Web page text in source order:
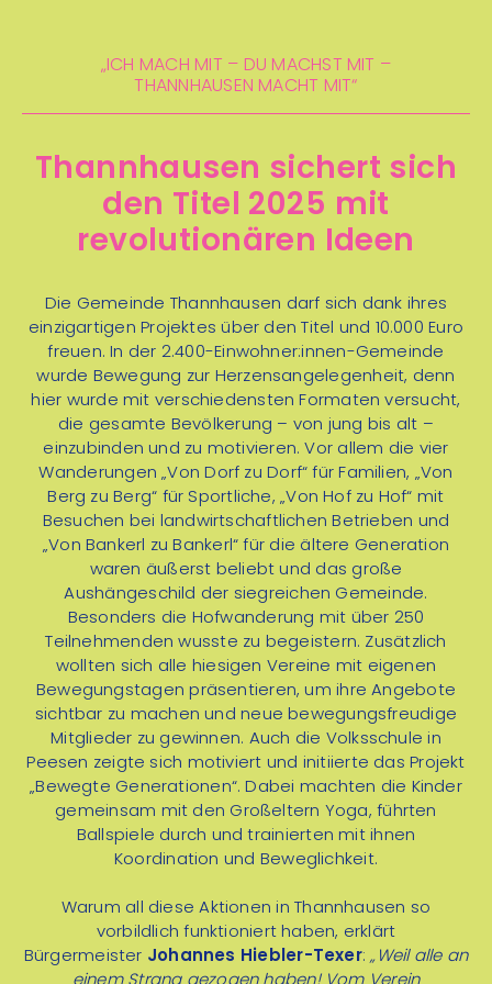
Vortrag „Chronisch gesund“ mit der
„Müllerin – Anita Helmlinger“ –10. Februar
18:30 Uhr – Gemeindesaal
Fasching – „Es lebe der Sport“ – 17. Februar –
Gemeinde
Workshop „Gesunde Atmung“
Workshop 2-teilig: 11.3. und 25.3. jeweils 18:30
Uhr– Gemeindesaal &
Turnsaal
Oberdorf – Vockenberg –
Baierdorf – Mühldorf – St. Marein
Leicht bis moderat · Großteils
machbar; Kontakt und
Reservierung : Werner Fest,
werner.fest@gmx.at, +43 664 94
80 134
Mythos und Geschichten – geführte
historische Wanderung, Treffpunkt
Furtner Teich um 13:00 Uhr
Mariahof Süd-West 4,5 km | 8
Stationen
Sonntag, 30 August 2026, Kelten, Kult
und Kirchen – geführte historische
Wanderung, Treffpunkt St. Marein
(Schafferhof) um 13:00 Uhr; Verein:
Historische Arbeitskreis Neumarkter
Hochtal) –Nähere Infos:Werner
Fest 0664/5358348
St. Marein / Neumarkt 3,6 km | 10
Stationen
GehZeit – Zeit für Bewegungmit
Nordic Walking Instruktorin Elli Zangl,
immer montags ab 04. Mai 2026 bis
Ende Juli, Treffpunkt: 17:00 Uhr Thomas
Schroll-Halle
„von Bankerl zu Bankerl“ „von Berg zu
„von Hof zu Hof“
Sommersportfrühstück
Bewegungspass
„ICH MACH MIT – DU MACHST MIT –
THANNHAUSEN MACHT MIT“
Thannhausen sichert sich
den Titel 2025 mit
revolutionären Ideen
Die Gemeinde Thannhausen darf sich dank ihres
einzigartigen Projektes über den Titel und 10.000 Euro
freuen. In der 2.400-Einwohner:innen-Gemeinde
wurde Bewegung zur Herzensangelegenheit, denn
hier wurde mit verschiedensten Formaten versucht,
die gesamte Bevölkerung – von jung bis alt –
einzubinden und zu motivieren. Vor allem die vier
Wanderungen „Von Dorf zu Dorf“ für Familien, „Von
Berg zu Berg“ für Sportliche, „Von Hof zu Hof“ mit
Besuchen bei landwirtschaftlichen Betrieben und
„Von Bankerl zu Bankerl“ für die ältere Generation
waren äußerst beliebt und das große
Aushängeschild der siegreichen Gemeinde.
Besonders die Hofwanderung mit über 250
Teilnehmenden wusste zu begeistern. Zusätzlich
wollten sich alle hiesigen Vereine mit eigenen
Bewegungstagen präsentieren, um ihre Angebote
sichtbar zu machen und neue bewegungsfreudige
Mitglieder zu gewinnen. Auch die Volksschule in
Peesen zeigte sich motiviert und initiierte das Projekt
„Bewegte Generationen“. Dabei machten die Kinder
gemeinsam mit den Großeltern Yoga, führten
Ballspiele durch und trainierten mit ihnen
Koordination und Beweglichkeit.
Warum all diese Aktionen in Thannhausen so
vorbildlich funktioniert haben, erklärt
Bürgermeister Johannes Hiebler-Texer:„Weil alle an
einem Strang gezogen haben! Vom Verein